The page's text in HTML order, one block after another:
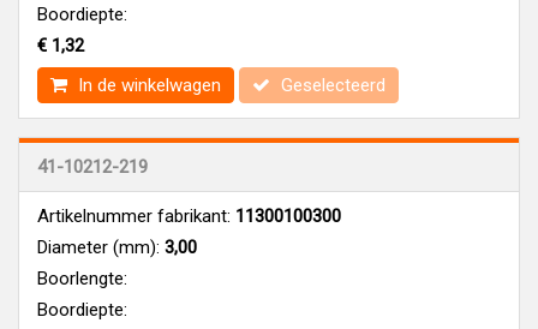
Boordiepte:
€ 1,32
In de winkelwagen
Geselecteerd
41-10212-219
Artikelnummer fabrikant: 11300100300
Diameter (mm): 3,00
Boorlengte:
Boordiepte: